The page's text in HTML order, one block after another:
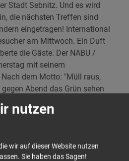
Stadt Sebnitz. Und es wird
die nächsten Treffen sind
eingetragen! International
am Mittwoch. Ein Duft
die Gäste. Der NABU /
mit seinem
dem Motto: "Müll raus,
Abend das Grün sehen
Senioren gab es etwas.
mit Musik im Schillerkeller
Menschen und gab ihnen in
nutzen
wir auf dieser Website nutzen
Sie haben das Sagen!